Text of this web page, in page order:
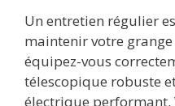
Un entretien régulier
maintenir votre
équipez-vous
télescopique robuste
électrique performant.